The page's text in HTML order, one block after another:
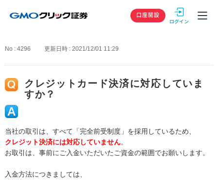
GMOクリック
口座開設
No : 4296 更新日時 : 2021/12/01 11:29
クレジットカード決済に対応していま
すか？
当社の取引は、すべて「完全前受制度」を採用しているため、
クレジット決済には対応していません。
お取引は、事前にご入金いただいたご資金の範囲でお願いします。
入金方法につきましては、